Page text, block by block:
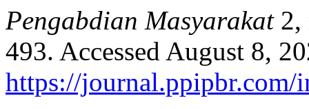
Pengabdian Masyarakat2,
493. Accessed August 8,
https://journal.ppipbr.com/